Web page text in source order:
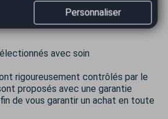
quel que soit l'état de votre
avec soin
rigoureusement contrôlés par le
proposés avec une garantie
de vous garantir un achat en toute
Personnaliser